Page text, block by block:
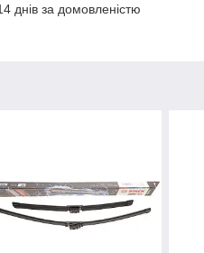
днів за домовленістю